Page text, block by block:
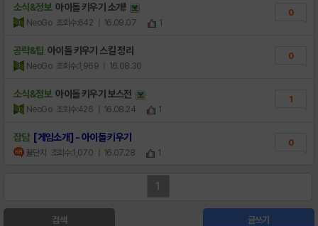
소식&정보 아이돌 키우기 소개!
NeoGo 조회수:642 | 16.09.07 1
0
공략&팁 아이돌 키우기 스킬 정리
NeoGo 조회수:1,969 | 16.08.30
0
소식&정보 아이돌 키우기 보스전
NeoGo 조회수:426 | 16.08.24 1
1
잡담 [게임소개] - 아이돌 키우기
뀰단지 조회수:1,070 | 16.07.28 1
0
1
검색 글쓰기